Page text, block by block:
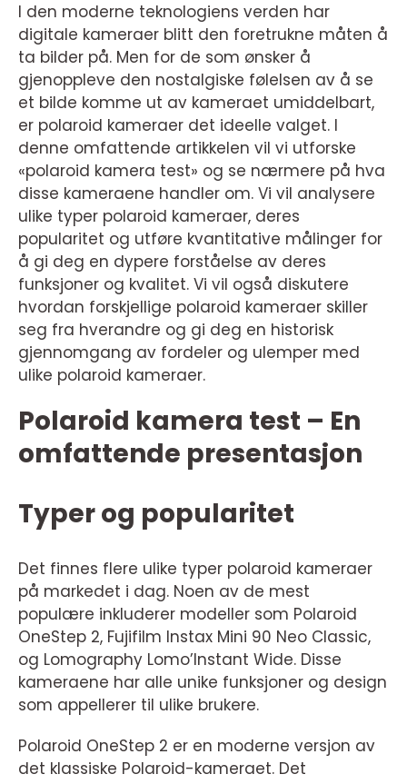
I den moderne teknologiens verden har
digitale kameraer blitt den foretrukne måten å
ta bilder på. Men for de som ønsker å
gjenoppleve den nostalgiske følelsen av å se
et bilde komme ut av kameraet umiddelbart,
er polaroid kameraer det ideelle valget. I
denne omfattende artikkelen vil vi utforske
«polaroid kamera test» og se nærmere på hva
disse kameraene handler om. Vi vil analysere
ulike typer polaroid kameraer, deres
popularitet og utføre kvantitative målinger for
å gi deg en dypere forståelse av deres
funksjoner og kvalitet. Vi vil også diskutere
hvordan forskjellige polaroid kameraer skiller
seg fra hverandre og gi deg en historisk
gjennomgang av fordeler og ulemper med
ulike polaroid kameraer.
Polaroid kamera test – En
omfattende presentasjon
Typer og popularitet
Det finnes flere ulike typer polaroid kameraer
på markedet i dag. Noen av de mest
populære inkluderer modeller som Polaroid
OneStep 2, Fujifilm Instax Mini 90 Neo Classic,
og Lomography Lomo’Instant Wide. Disse
kameraene har alle unike funksjoner og design
som appellerer til ulike brukere.
Polaroid OneStep 2 er en moderne versjon av
det klassiske Polaroid-kameraet. Det